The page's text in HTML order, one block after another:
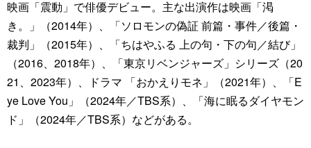
映画「震動」で俳優デビュー。主な出演作は映画「渇
き。」（2014年）、「ソロモンの偽証 前篇・事件／後篇・
裁判」（2015年）、「ちはやふる 上の句・下の句／結び」
（2016、2018年）、「東京リベンジャーズ」シリーズ（20
21、2023年）、ドラマ 「おかえりモネ」（2021年）、「E
ye Love You」（2024年／TBS系）、「海に眠るダイヤモン
ド」（2024年／TBS系）などがある。